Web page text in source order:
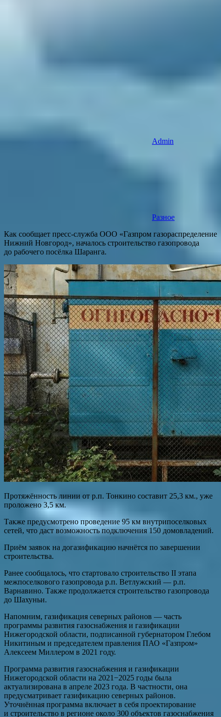
Admin
Разное
Как сообщает пресс-служба ООО «Газпром газораспределение
Нижний Новгород», началось строительство газопровода
до рабочего посёлка Шаранга.
Протяжённость линии от р.п. Тонкино составит 25,3 км., уже
проложено 3,5 км.
Также предусмотрено проведение 95 км внутрипоселковых
сетей, что даст возможность подключения 150 домовладений.
Приём заявок на догазификацию начнётся по завершении
строительства.
Ранее сообщалось, что стартовало строительство II этапа
межпоселкового газопровода р.п. Ветлужский — р.п.
Варнавино. Также продолжается строительство газопровода
до Шахуньи.
Напомним, газификация северных районов — часть
программы развития газоснабжения и газификации
Нижегородской области, подписанной губернатором Глебом
Никитиным и председателем правления ПАО «Газпром»
Алексеем Миллером в 2021 году.
Программа развития газоснабжения и газификации
Нижегородской области на 2021−2025 годы была
актуализирована в апреле 2023 года. В частности, она
предусматривает газификацию северных районов.
Уточнённая программа включает в себя проектирование
и строительство в регионе около 300 объектов газоснабжения